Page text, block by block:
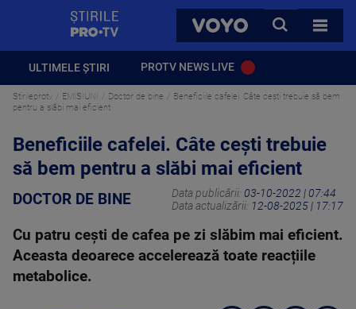
VOYO
CAUTA
TOATE
ULTIMELE ȘTIRI PROTV NEWS LIVE
Stirileprotv EMISIUNI Doctor de bine
Beneficiile cafelei. Câte cești trebuie să bem
pentru a slăbi mai eficient
Beneficiile cafelei. Câte cești trebuie
să bem pentru a slăbi mai eficient
DOCTOR DE BINE Data publicării: 03-10-2022 | 07:44
Data actualizării: 12-08-2025 | 17:17
Cu patru cești de cafea pe zi slăbim mai eficient.
Aceasta deoarece accelerează toate reacțiile
metabolice.